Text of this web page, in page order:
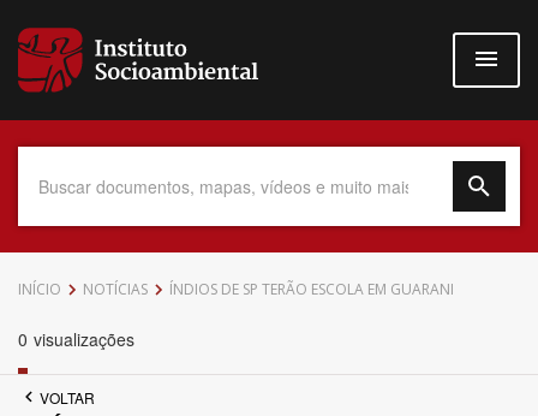
para
conteúdo
Data do Documento
Até
INÍCIO NOTÍCIAS ÍNDIOS DE SP TERÃO ESCOLA EM GUARANI
0 visualizações
VOLTAR